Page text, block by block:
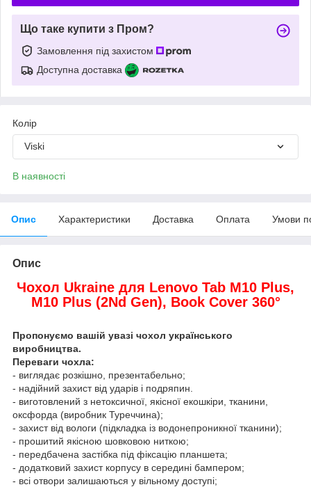
Що таке купити з Пром?
Замовлення під захистом
Доступна доставка
Колір
Viski
В наявності
Опис Характеристики Доставка Оплата Умови
Опис
Чохол Ukraine для Lenovo Tab M10 Plus,
M10 Plus (2Nd Gen), Book Cover 360°
Пропонуємо вашій увазі чохол українського
виробництва.
Переваги чохла:
- виглядає розкішно, презентабельно;
- надійний захист від ударів і подряпин.
- виготовлений з нетоксичної, якісної екошкіри, тканини,
оксфорда (виробник Туреччина);
- захист від вологи (підкладка із водонепроникної тканини);
- прошитий якісною шовковою ниткою;
- передбачена застібка під фіксацію планшета;
- додатковий захист корпусу в середині бампером;
- всі отвори залишаються у вільному доступі;